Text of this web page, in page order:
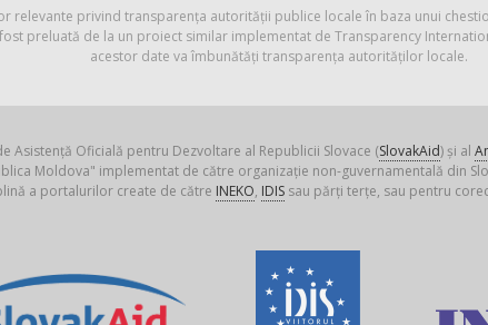
relevante privind transparența autorității publice locale în baza unui
preluată de la un proiect similar implementat de Transparency
acestor date va îmbunătăți transparența autorităților locale.
Oficială pentru Dezvoltare al Republicii Slovace (SlovakAid) și al
Moldova" implementat de către organizație non-guvernamentală din
a portalurilor create de către INEKO, IDISsau părți terțe, sau pentru